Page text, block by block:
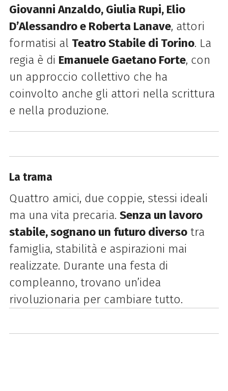
Giovanni Anzaldo, Giulia Rupi, Elio
D’Alessandro e Roberta Lanave, attori
formatisi al Teatro Stabile di Torino. La
regia è di Emanuele Gaetano Forte, con
un approccio collettivo che ha
coinvolto anche gli attori nella scrittura
e nella produzione.
La trama
Quattro amici, due coppie, stessi ideali
ma una vita precaria. Senza un lavoro
stabile, sognano un futuro diversotra
famiglia, stabilità e aspirazioni mai
realizzate. Durante una festa di
compleanno, trovano un’idea
rivoluzionaria per cambiare tutto.